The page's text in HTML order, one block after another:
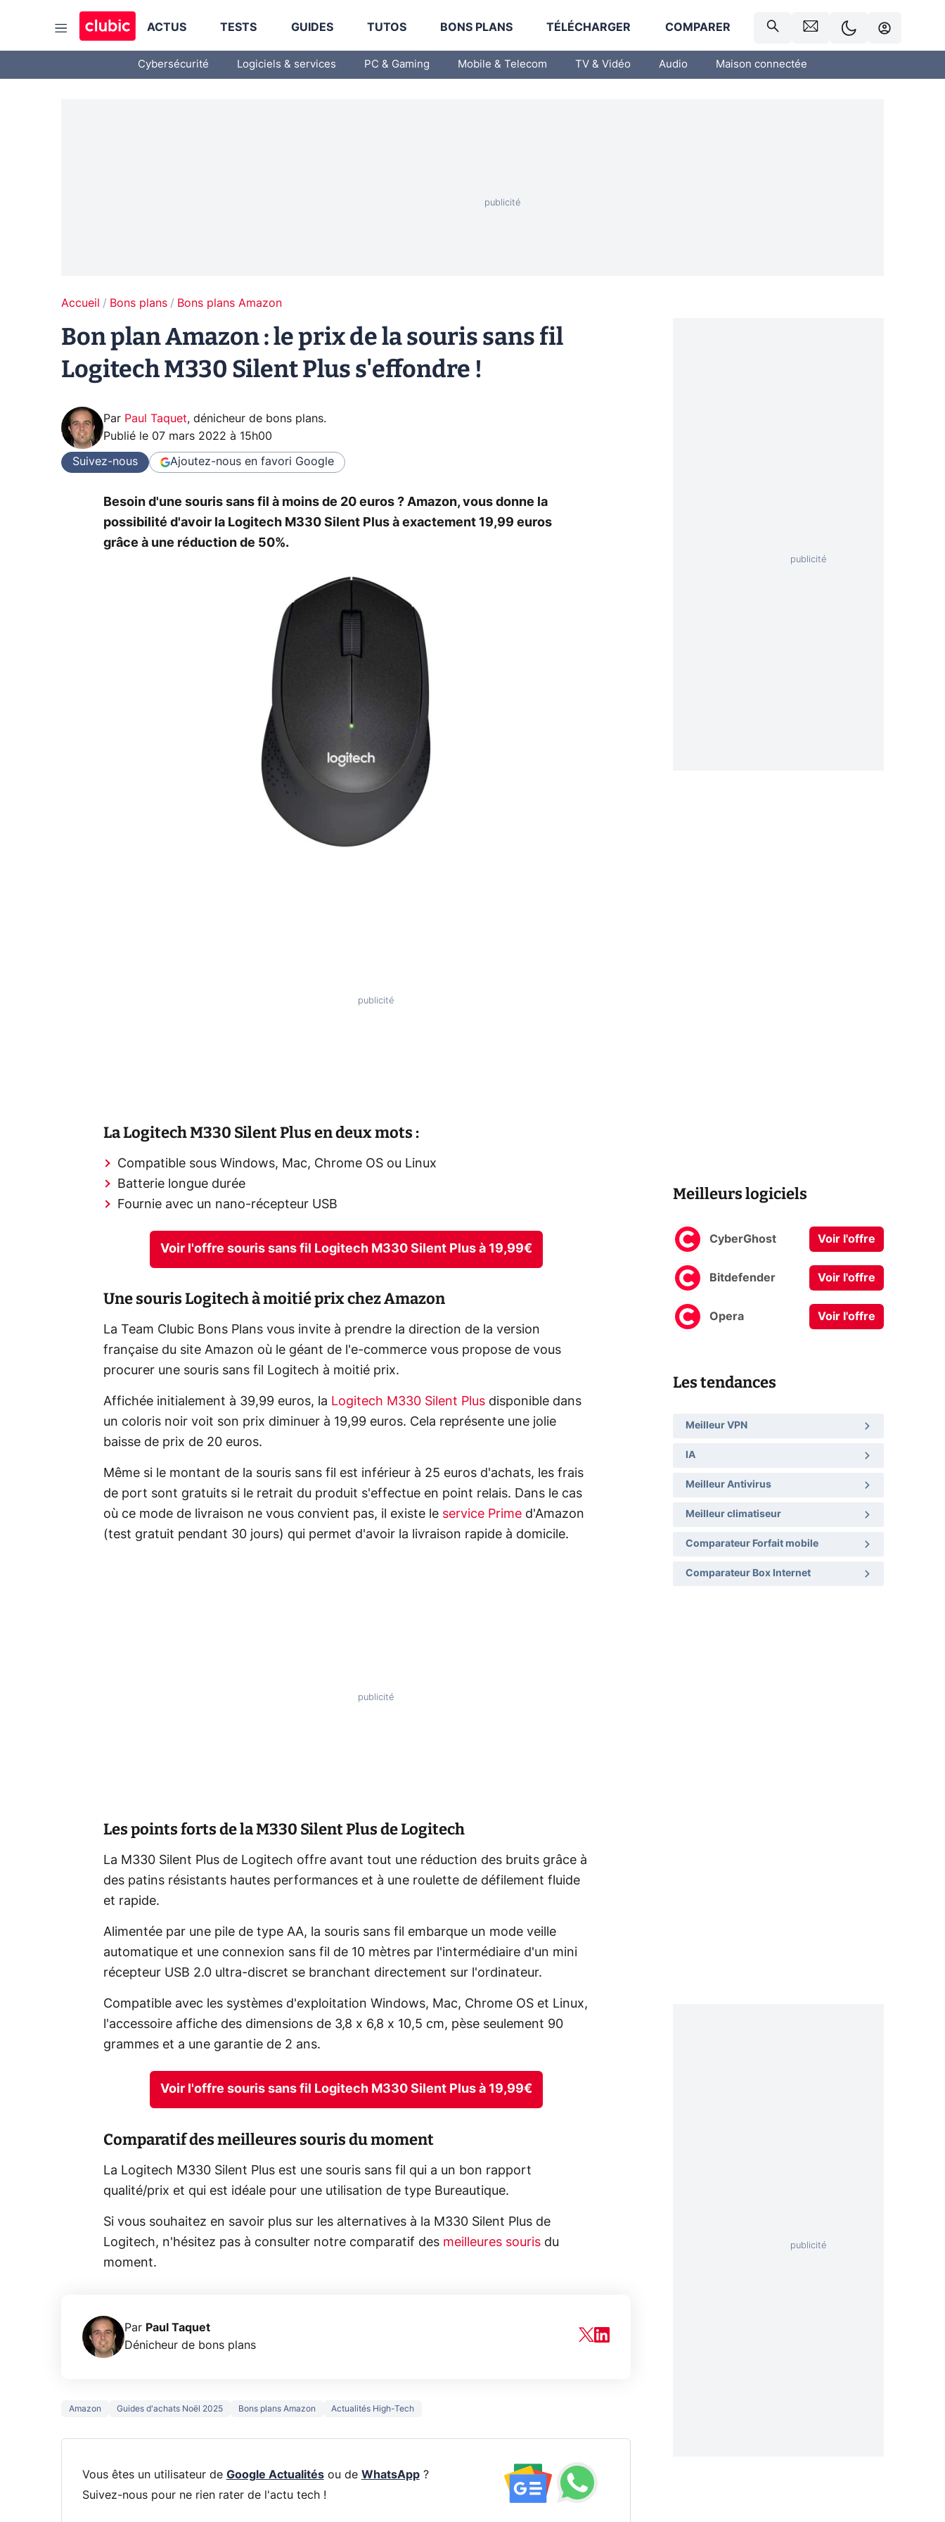
ACTUS TESTS GUIDES TUTOS BONS PLANS TÉLÉCHARGER COMPARER
Cybersécurité Logiciels & services PC & Gaming Mobile & Telecom TV & Vidéo Audio Maison connectée
Accueil Bons plans Bons plans Amazon
Bon plan Amazon : le prix de la souris sans fil
Logitech M330 Silent Plus s'effondre !
Par Paul Taquet, dénicheur de bons plans.
Publié le 07 mars 2022 à 15h00
Suivez-nous Ajoutez-nous en favori Google
Besoin d'une souris sans fil à moins de 20 euros ? Amazon, vous donne la
possibilité d'avoir la Logitech M330 Silent Plus à exactement 19,99 euros
grâce à une réduction de 50%.
La Logitech M330 Silent Plus en deux mots :
Compatible sous Windows, Mac, Chrome OS ou Linux
Batterie longue durée
Fournie avec un nano-récepteur USB
Voir l'offre souris sans fil Logitech M330 Silent Plus à 19,99€
Une souris Logitech à moitié prix chez Amazon
La Team Clubic Bons Plans vous invite à prendre la direction de la version
française du site Amazon où le géant de l'e-commerce vous propose de vous
procurer une souris sans fil Logitech à moitié prix.
Affichée initialement à 39,99 euros, la Logitech M330 Silent Plus disponible dans
un coloris noir voit son prix diminuer à 19,99 euros. Cela représente une jolie
baisse de prix de 20 euros.
Même si le montant de la souris sans fil est inférieur à 25 euros d'achats, les frais
de port sont gratuits si le retrait du produit s'effectue en point relais. Dans le cas
où ce mode de livraison ne vous convient pas, il existe le service Prime d'Amazon
(test gratuit pendant 30 jours) qui permet d'avoir la livraison rapide à domicile.
Les points forts de la M330 Silent Plus de Logitech
La M330 Silent Plus de Logitech offre avant tout une réduction des bruits grâce à
des patins résistants hautes performances et à une roulette de défilement fluide
et rapide.
Alimentée par une pile de type AA, la souris sans fil embarque un mode veille
automatique et une connexion sans fil de 10 mètres par l'intermédiaire d'un mini
récepteur USB 2.0 ultra-discret se branchant directement sur l'ordinateur.
Compatible avec les systèmes d'exploitation Windows, Mac, Chrome OS et Linux,
l'accessoire affiche des dimensions de 3,8 x 6,8 x 10,5 cm, pèse seulement 90
grammes et a une garantie de 2 ans.
Voir l'offre souris sans fil Logitech M330 Silent Plus à 19,99€
Comparatif des meilleures souris du moment
La Logitech M330 Silent Plus est une souris sans fil qui a un bon rapport
qualité/prix et qui est idéale pour une utilisation de type Bureautique.
Si vous souhaitez en savoir plus sur les alternatives à la M330 Silent Plus de
Logitech, n'hésitez pas à consulter notre comparatif des meilleures souris du
moment.
Par Paul Taquet
Dénicheur de bons plans
Amazon Guides d'achats Noël 2025 Bons plans Amazon Actualités High-Tech
Vous êtes un utilisateur de Google Actualitésou de WhatsApp?
Suivez-nous pour ne rien rater de l'actu tech !
Meilleurs logiciels
CyberGhost Voir l'offre
Bitdefender Voir l'offre
Opera Voir l'offre
Les tendances
Meilleur VPN
IA
Meilleur Antivirus
Meilleur climatiseur
Comparateur Forfait mobile
Comparateur Box Internet